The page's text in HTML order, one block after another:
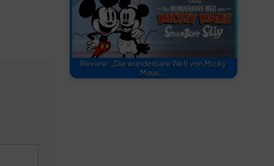
Review: „Die wunderbare Welt von Micky
Maus:…